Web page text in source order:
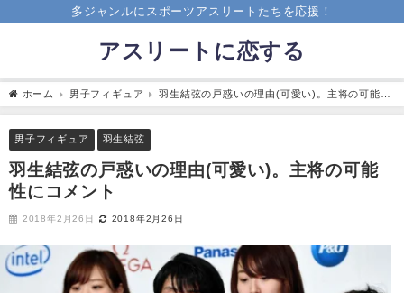
多ジャンルにスポーツアスリートたちを応援！
アスリートに恋する
ホーム 男子フィギュア
羽生結弦の戸惑いの理由(可愛い)。主将の可能性
にコメント
男子フィギュア 羽生結弦
羽生結弦の戸惑いの理由(可愛い)。主将の可能
性にコメント
2018年2月26日 2018年2月26日